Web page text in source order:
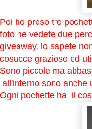
Poi ho preso tre
foto ne vedete due
giveaway, lo sapete
cosucce graziose ed
Sono piccole ma
all'interno sono anche
Ogni pochette ha il